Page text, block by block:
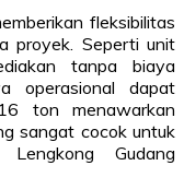
fleksibilitas
proyek. Seperti unit
tanpa biaya
operasional dapat
ton menawarkan
sangat cocok untuk
Gudang